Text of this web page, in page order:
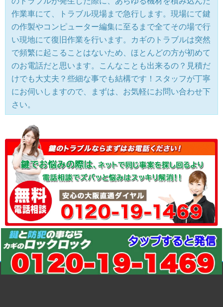
作業車にて、トラブル現場まで急行します。現場にて鍵
の作製やコンピューター編集に至るまで全てその場で行
い現地にて復旧作業を行います。カギのトラブルは突然
で頻繁に起こることはないため、ほとんどの方が初めて
のお電話だと思います。こんなことも出来るの？見積だ
けでも大丈夫？些細な事でも結構です！スタッフが丁寧
にお伺いしますので、まずは、お気軽にお問い合わせ下
さい。